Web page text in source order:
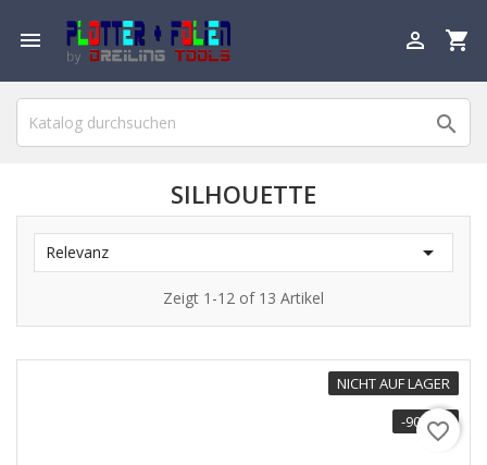
 shopping_cart


SILHOUETTE
Relevanz 
Zeigt 1-12 of 13 Artikel
SONDERPREIS!
-90,00 €
NICHT AUF LAGER
favorite_border